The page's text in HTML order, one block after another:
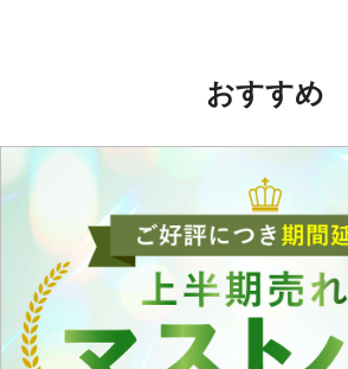
おすすめ